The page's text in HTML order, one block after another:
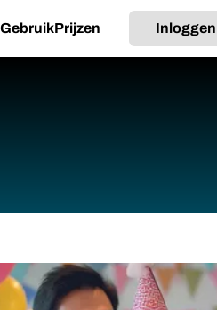
GebruikPrijzen Inloggen